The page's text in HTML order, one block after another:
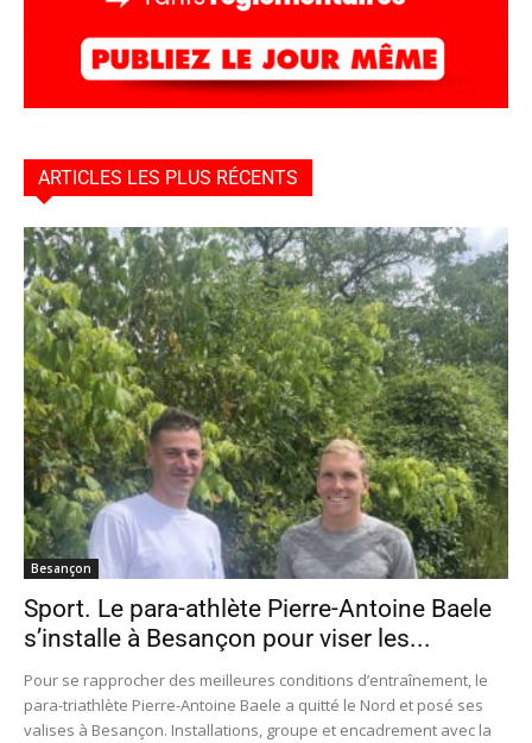
ARTICLES LES PLUS RÉCENTS
Besançon
Sport. Le para-athlète Pierre-Antoine Baele
s’installe à Besançon pour viser les...
Pour se rapprocher des meilleures conditions d’entraînement, le
para-triathlète Pierre-Antoine Baele a quitté le Nord et posé ses
valises à Besançon. Installations, groupe et encadrement avec la